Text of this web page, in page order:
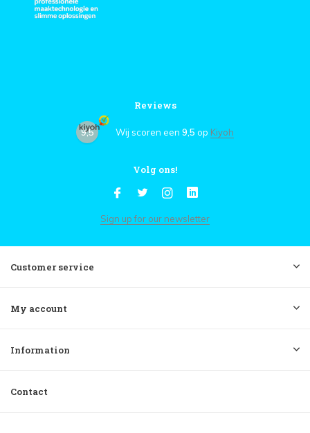
Reviews
9,5 Wij scoren een 9,5 op Kiyoh
Volg ons!
Sign up for our newsletter
Customer service
My account
Information
Contact